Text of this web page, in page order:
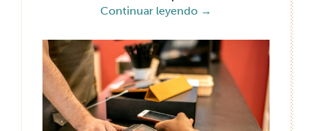
Continuar leyendo →